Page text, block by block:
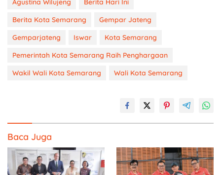
Agustina Wilujeng
Berita Hari Ini
Berita Kota Semarang
Gempar Jateng
Gemparjateng
Iswar
Kota Semarang
Pemerintah Kota Semarang Raih Penghargaan
Wakil Wali Kota Semarang
Wali Kota Semarang
Baca Juga